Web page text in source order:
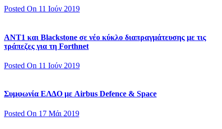
Posted On 11 Ιούν 2019
ΑΝΤ1 και Blackstone σε νέο κύκλο διαπραγμάτευσης με τις
τράπεζες για τη Forthnet
Posted On 11 Ιούν 2019
Συμφωνία ΕΛΔΟ με Airbus Defence & Space
Posted On 17 Μάι 2019